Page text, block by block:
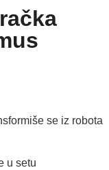
se iz robota
u setu